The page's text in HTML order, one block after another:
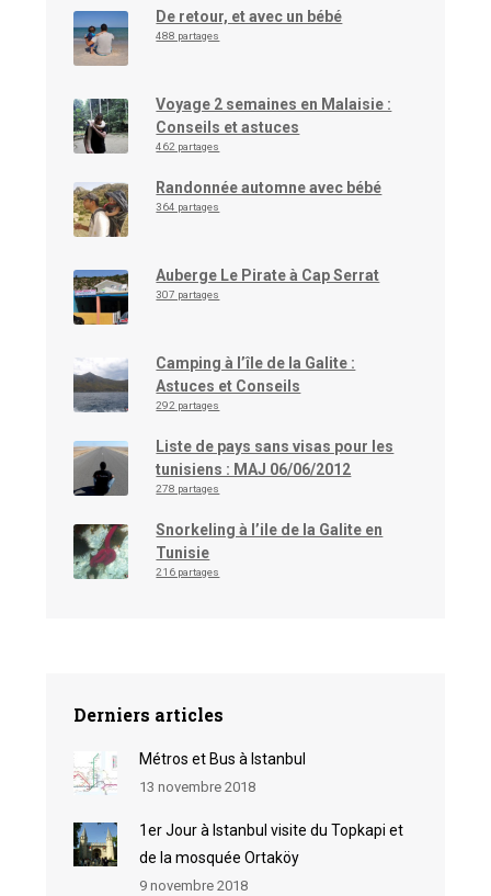
De retour, et avec un bébé
488 partages
Voyage 2 semaines en Malaisie :
Conseils et astuces
462 partages
Randonnée automne avec bébé
364 partages
Auberge Le Pirate à Cap Serrat
307 partages
Camping à l’île de la Galite :
Astuces et Conseils
292 partages
Liste de pays sans visas pour les
tunisiens : MAJ 06/06/2012
278 partages
Snorkeling à l’ile de la Galite en
Tunisie
216 partages
Derniers articles
Métros et Bus à Istanbul
13 novembre 2018
1er Jour à Istanbul visite du Topkapi et
de la mosquée Ortaköy
9 novembre 2018